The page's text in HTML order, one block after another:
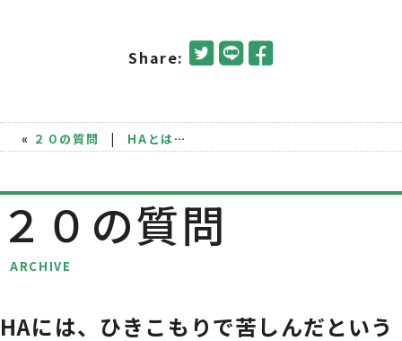
Share:
« ２０の質問 | HAとは？
２０の質問
ARCHIVE
HAには、ひきこもりで苦しんだという